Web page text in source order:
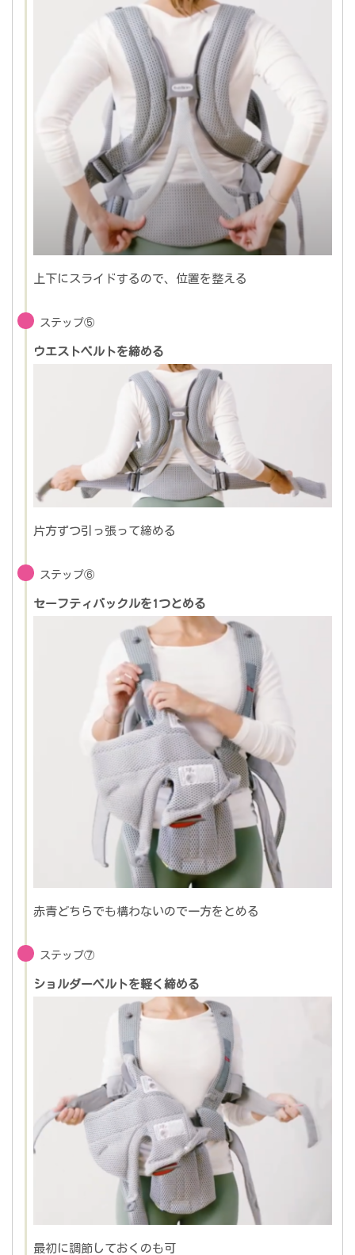
上下にスライドするので、位置を整える
ステップ⑤
ウエストベルトを締める
片方ずつ引っ張って締める
ステップ⑥
セーフティバックルを1つとめる
赤青どちらでも構わないので一方をとめる
ステップ⑦
ショルダーベルトを軽く締める
最初に調節しておくのも可